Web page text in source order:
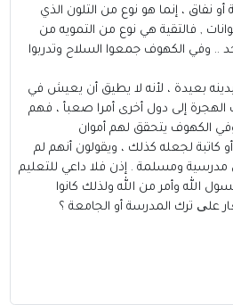
نفاق ، إنما هو نوع من التلون الذي
, فالتقية هي نوع من التمويه من
.. وفي الكهوف جمعوا السلاح وتدربوا
بعيدة ، لأنه لا يطيق أن يعيش في
الهجرة إلى دول أخرى أمرا صعبأ ، فهم
الكهوف يتحقق لهم أموان
أو كاتبة لجعله كذلك ، ويقولون أنهم لم
مدرسية ومسلمة . إذن فلا داعي للتعليم
الله وأمر من الله ولذلك كانوا
علی ترك المدرسة أو الجامعة ؟